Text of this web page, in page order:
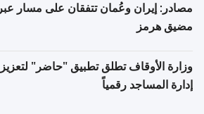
مصادر: إيران وعُمان تتفقان على مسار عبر
مضيق هرمز
وزارة الأوقاف تطلق تطبيق "حاضر" لتعزيز
إدارة المساجد رقمياً